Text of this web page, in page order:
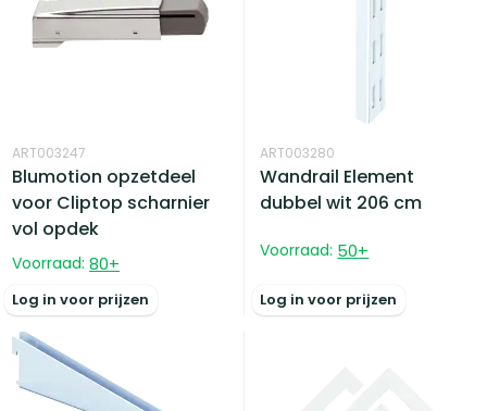
ART003247
Blumotion opzetdeel
voor Cliptop scharnier
vol opdek
Voorraad: 80+
Log in voor prijzen
ART003280
Wandrail Element
dubbel wit 206 cm
Voorraad: 50+
Log in voor prijzen